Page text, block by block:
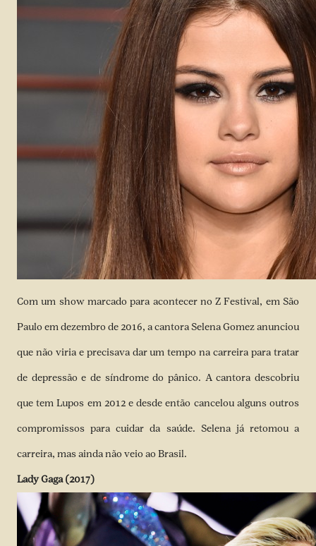
Com um show marcado para acontecer no Z Festival, em São
Paulo em dezembro de 2016, a cantora Selena Gomez anunciou
que não viria e precisava dar um tempo na carreira para tratar
de depressão e de síndrome do pânico. A cantora descobriu
que tem Lupos em 2012 e desde então cancelou alguns outros
compromissos para cuidar da saúde. Selena já retomou a
carreira, mas ainda não veio ao Brasil.
Lady Gaga (2017)